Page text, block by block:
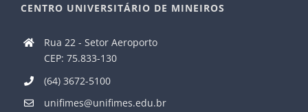
CENTRO UNIVERSITÁRIO DE MINEIROS
Rua 22 - Setor Aeroporto
CEP: 75.833-130
(64) 3672-5100
unifimes@unifimes.edu.br